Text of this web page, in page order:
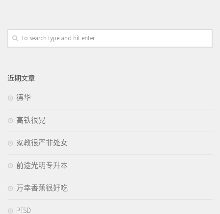
近期文章
德华
高铁很晃
家教很严非处女
前途光明专升本
万幸香蕉很好吃
PTSD